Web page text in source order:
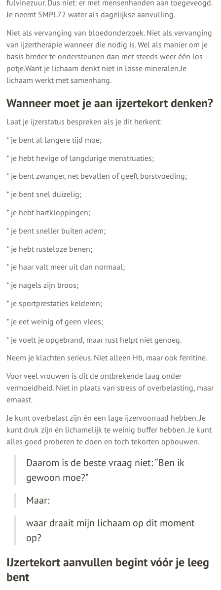
fulvinezuur. Dus niet: er met mensenhanden aan toegeveogd.
Je neemt SMPL72 water als dagelijkse aanvulling.
Niet als vervanging van bloedonderzoek. Niet als vervanging
van ijzertherapie wanneer die nodig is. Wel als manier om je
basis breder te ondersteunen dan met steeds weer één los
potje.Want je lichaam denkt niet in losse mineralen.Je
lichaam werkt met samenhang.
Wanneer moet je aan ijzertekort denken?
Laat je ijzerstatus bespreken als je dit herkent:
* je bent al langere tijd moe;
* je hebt hevige of langdurige menstruaties;
* je bent zwanger, net bevallen of geeft borstvoeding;
* je bent snel duizelig;
* je hebt hartkloppingen;
* je bent sneller buiten adem;
* je hebt rusteloze benen;
* je haar valt meer uit dan normaal;
* je nagels zijn broos;
* je sportprestaties kelderen;
* je eet weinig of geen vlees;
* je voelt je opgebrand, maar rust helpt niet genoeg.
Neem je klachten serieus. Niet alleen Hb, maar ook ferritine.
Voor veel vrouwen is dit de ontbrekende laag onder
vermoeidheid. Niet in plaats van stress of overbelasting, maar
ernaast.
Je kunt overbelast zijn én een lage ijzervoorraad hebben. Je
kunt druk zijn én lichamelijk te weinig buffer hebben. Je kunt
alles goed proberen te doen en toch tekorten opbouwen.
Daarom is de beste vraag niet: “Ben ik
gewoon moe?”
Maar:
waar draait mijn lichaam op dit moment
op?
IJzertekort aanvullen begint vóór je leeg
bent